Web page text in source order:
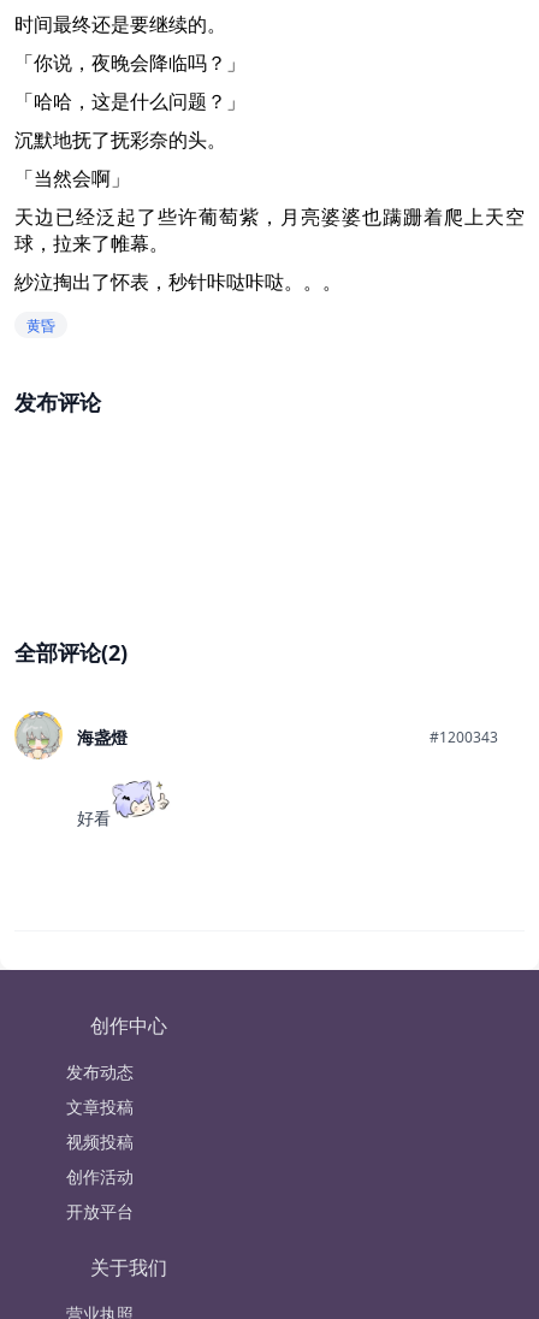
时间最终还是要继续的。
「你说，夜晚会降临吗？」
「哈哈，这是什么问题？」
沉默地抚了抚彩奈的头。
「当然会啊」
天边已经泛起了些许葡萄紫，月亮婆婆也蹒跚着爬上天空
球，拉来了帷幕。
紗泣掏出了怀表，秒针咔哒咔哒。。。
黄昏
发布评论
全部评论(2)
海盏燈 #1200343
好看
创作中心
发布动态
文章投稿
视频投稿
创作活动
开放平台
关于我们
营业执照